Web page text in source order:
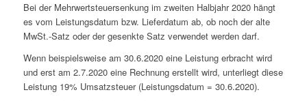
Bei der Mehrwertsteuersenkung im zweiten Halbjahr 2020 hängt
es vom Leistungsdatum bzw. Lieferdatum ab, ob noch der alte
MwSt.-Satz oder der gesenkte Satz verwendet werden darf.
Wenn beispielsweise am 30.6.2020 eine Leistung erbracht wird
und erst am 2.7.2020 eine Rechnung erstellt wird, unterliegt diese
Leistung 19% Umsatzsteuer (Leistungsdatum = 30.6.2020).